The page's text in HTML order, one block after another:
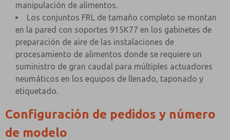
manipulación de alimentos.
Los conjuntos FRL de tamaño completo se montan
en la pared con soportes 915K77 en los gabinetes de
preparación de aire de las instalaciones de
procesamiento de alimentos donde se requiere un
suministro de gran caudal para múltiples actuadores
neumáticos en los equipos de llenado, taponado y
etiquetado.
Configuración de pedidos y número
de modelo